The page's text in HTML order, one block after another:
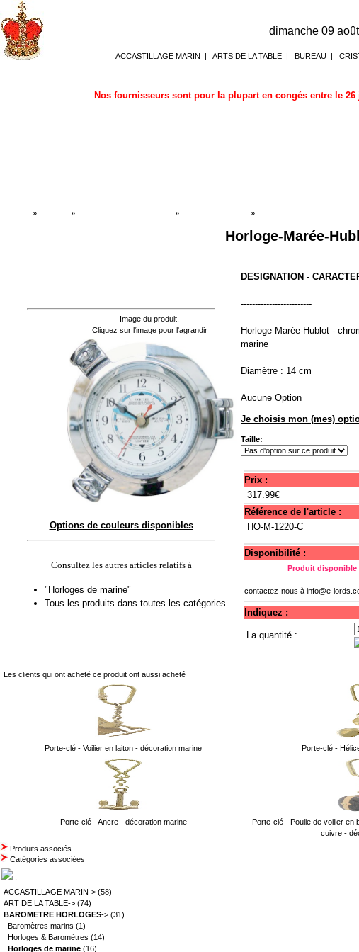
dimanche 09
ACCASTILLAGE MARIN | ARTS DE LA TABLE | BUREAU |
Nos fournisseurs sont pour la plupart en congés entre le
» » » »
Horloge-Marée-
Image du produit.
Cliquez sur l'image pour l'agrandir
Options de couleurs disponibles
Consultez les autres articles relatifs à
"Horloges de marine"
Tous les produits dans toutes les catégories
DESIGNATION -
-------------------------
Horloge-Marée-Hublot -
marine
Diamètre : 14 cm
Aucune Option
Je choisis mon (mes)
Taille:
Prix :
317.99€
Référence de l'article :
HO-M-1220-C
Disponibilité :
Produit disponible
contactez-nous à info@e-
Indiquez :
La quantité :
Les clients qui ont acheté ce produit ont aussi acheté
Porte-clé - Voilier en laiton - décoration marine Porte-clé -
Porte-clé - Ancre - décoration marine
Porte-clé - Poulie de voilier en
cuivre -
Produits associés
Catégories associées
ACCASTILLAGE MARIN-> (58)
ART DE LA TABLE-> (74)
BAROMETRE HORLOGES-> (31)
Baromètres marins (1)
Horloges & Baromètres (14)
Horloges de marine (16)